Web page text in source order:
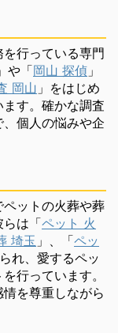
行っている専門
」や「岡山 探偵 」
岡山 」をはじめ
す。確かな調査
個人の悩みや企
ットの火葬や葬
は「ペット 火
埼玉 」、「ペッ
れ、愛するペッ
行っています。
を尊重しながら